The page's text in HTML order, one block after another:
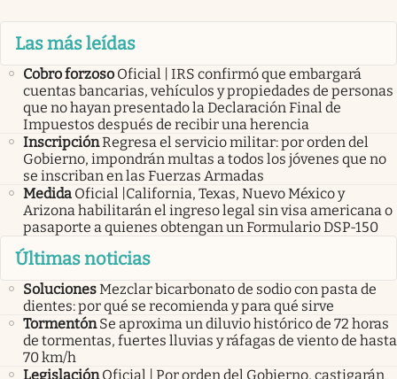
Las más leídas
Cobro forzoso Oficial | IRS confirmó que embargará
cuentas bancarias, vehículos y propiedades de personas
que no hayan presentado la Declaración Final de
Impuestos después de recibir una herencia
InscripciónRegresa el servicio militar: por orden del
Gobierno, impondrán multas a todos los jóvenes que no
se inscriban en las Fuerzas Armadas
Medida Oficial |California, Texas, Nuevo México y
Arizona habilitarán el ingreso legal sin visa americana o
pasaporte a quienes obtengan un Formulario DSP-150
Últimas noticias
SolucionesMezclar bicarbonato de sodio con pasta de
dientes: por qué se recomienda y para qué sirve
Tormentón Se aproxima un diluvio histórico de 72 horas
de tormentas, fuertes lluvias y ráfagas de viento de hasta
70 km/h
Legislación Oficial | Por orden del Gobierno, castigarán